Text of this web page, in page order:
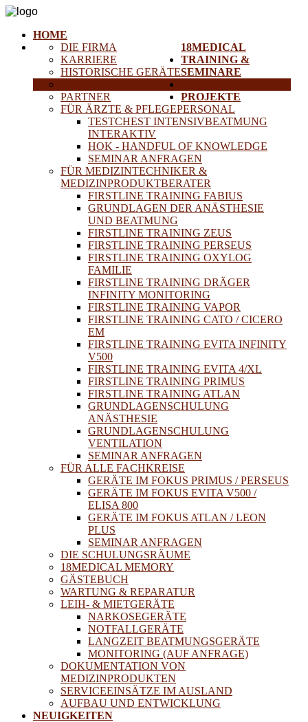
HOME
18MEDICAL
DIE FIRMA
KARRIERE
HISTORISCHE GERÄTE
PARTNER
TRAINING &
SEMINARE
FÜR ÄRZTE & PFLEGEPERSONAL
TESTCHEST INTENSIVBEATMUNG
INTERAKTIV
HOK - HANDFUL OF KNOWLEDGE
SEMINAR ANFRAGEN
FÜR MEDIZINTECHNIKER &
MEDIZINPRODUKTBERATER
FIRSTLINE TRAINING FABIUS
GRUNDLAGEN DER ANÄSTHESIE
UND BEATMUNG
FIRSTLINE TRAINING ZEUS
FIRSTLINE TRAINING PERSEUS
FIRSTLINE TRAINING OXYLOG
FAMILIE
FIRSTLINE TRAINING DRÄGER
INFINITY MONITORING
FIRSTLINE TRAINING VAPOR
FIRSTLINE TRAINING CATO / CICERO
EM
FIRSTLINE TRAINING EVITA INFINITY
V500
FIRSTLINE TRAINING EVITA 4/XL
FIRSTLINE TRAINING PRIMUS
FIRSTLINE TRAINING ATLAN
GRUNDLAGENSCHULUNG
ANÄSTHESIE
GRUNDLAGENSCHULUNG
VENTILATION
SEMINAR ANFRAGEN
FÜR ALLE FACHKREISE
GERÄTE IM FOKUS PRIMUS / PERSEUS
GERÄTE IM FOKUS EVITA V500 /
ELISA 800
GERÄTE IM FOKUS ATLAN / LEON
PLUS
SEMINAR ANFRAGEN
DIE SCHULUNGSRÄUME
18MEDICAL MEMORY
GÄSTEBUCH
WARTUNG & REPARATUR
LEIH- & MIETGERÄTE
NARKOSEGERÄTE
NOTFALLGERÄTE
LANGZEIT BEATMUNGSGERÄTE
MONITORING (AUF ANFRAGE)
DOKUMENTATION VON
MEDIZINPRODUKTEN
PROJEKTE
SERVICEEINSÄTZE IM AUSLAND
AUFBAU UND ENTWICKLUNG
NEUIGKEITEN